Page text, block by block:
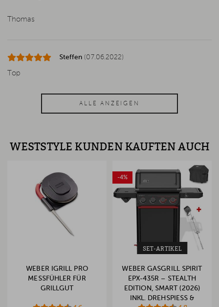
Thomas
Steffen (07.06.2022)
Top
ALLE ANZEIGEN
WESTSTYLE KUNDEN KAUFTEN AUCH
WEBER IGRILL PRO
MESSFÜHLER FÜR
GRILLGUT
-4%
SET-ARTIKEL
WEBER GASGRILL SPIRIT
EPX-435R – STEALTH
EDITION, SMART (2026)
INKL. DREHSPIESS & A